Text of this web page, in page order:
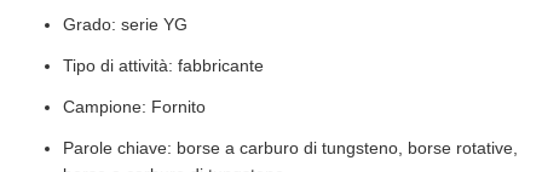
Grado: serie YG
Tipo di attività: fabbricante
Campione: Fornito
Parole chiave: borse a carburo di tungsteno, borse rotative,